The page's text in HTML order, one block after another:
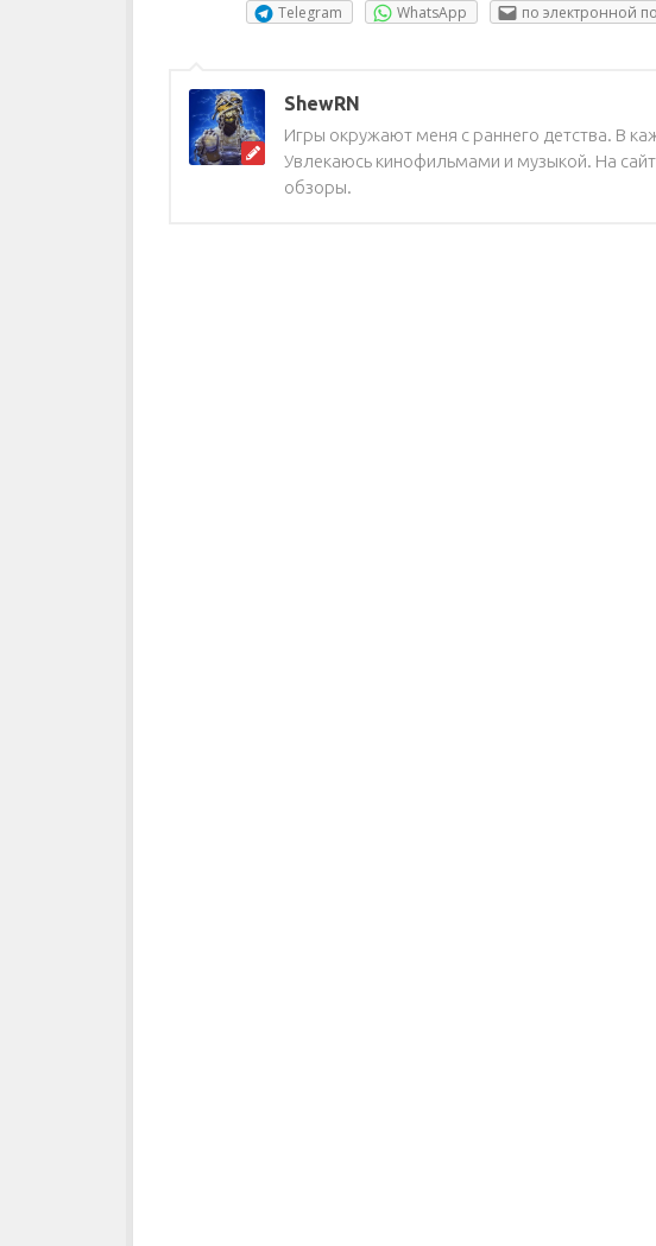
Telegram WhatsApp по электронной
ShewRN
Игры окружают меня с раннего детства. В
Увлекаюсь кинофильмами и музыкой. На
обзоры.